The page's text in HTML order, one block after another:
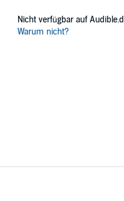
Nicht verfügbar auf
Warum nicht?